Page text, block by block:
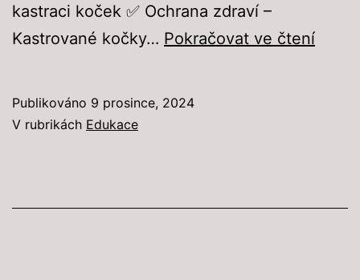
kastraci koček ✅ Ochrana zdraví –
Kastrované kočky… Pokračovat ve čtení
Publikováno 9 prosince, 2024
V rubrikách Edukace